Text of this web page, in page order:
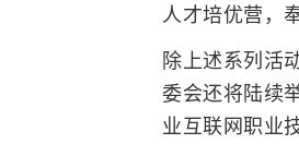
人才培优营，
除上述系列活
委会还将陆续
业互联网职业